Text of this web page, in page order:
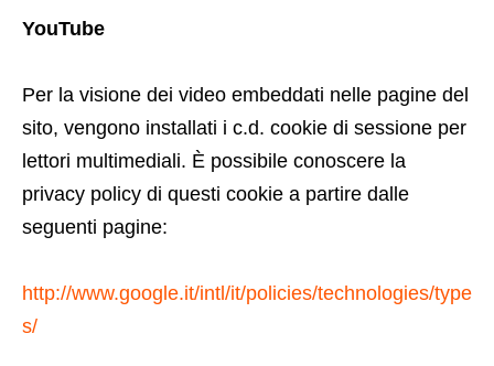
YouTube
Per la visione dei video embeddati nelle pagine del
sito, vengono installati i c.d. cookie di sessione per
lettori multimediali. È possibile conoscere la
privacy policy di questi cookie a partire dalle
seguenti pagine:
http://www.google.it/intl/it/policies/technologies/type
s/